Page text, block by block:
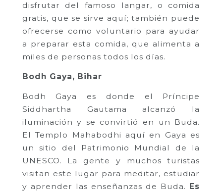
disfrutar del famoso langar, o comida
gratis, que se sirve aquí; también puede
ofrecerse como voluntario para ayudar
a preparar esta comida, que alimenta a
miles de personas todos los días.
Bodh Gaya, Bihar
Bodh Gaya es donde el Príncipe
Siddhartha Gautama alcanzó la
iluminación y se convirtió en un Buda.
El Templo Mahabodhi aquí en Gaya es
un sitio del Patrimonio Mundial de la
UNESCO. La gente y muchos turistas
visitan este lugar para meditar, estudiar
y aprender las enseñanzas de Buda.
Es